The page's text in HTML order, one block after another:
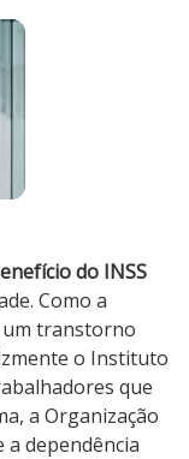
do INSS
Como a
um transtorno
o Instituto
que
a Organização
a dependência